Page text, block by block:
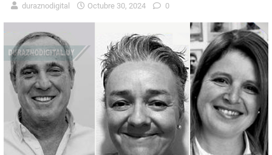
duraznodigital Octubre 30, 2024 0